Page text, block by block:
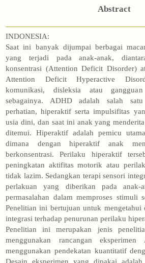
Abstract
INDONESIA:
Saat ini banyak dijumpai berbagai
yang terjadi pada anak-anak,
konsentrasi (Attention Deficit Disorder)
Attention Deficit Hyperactive
komunikasi, disleksia atau
sebagainya. ADHD adalah salah satu
perhatian, hiperaktif serta impulsifitas
usia dini, dan saat ini anak yang
ditemui. Hiperaktif adalah pemicu
dimana dengan hiperaktif anak
berkonsentrasi. Perilaku hiperaktif
peningkatan aktifitas motorik atau
tidak lazim. Sedangkan terapi sensori
perlakuan yang diberikan pada anak-
permasalahan dalam memproses stimuli
Penelitian ini bertujuan untuk mengetahui
integrasi terhadap penurunan perilaku
Penelitian ini merupakan jenis
menggunakan rancangan
menggunakan pendekatan kuantitatif